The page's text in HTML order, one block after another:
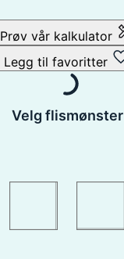
Velg flismønster
Prøv vår kalkulator
Legg til favoritter